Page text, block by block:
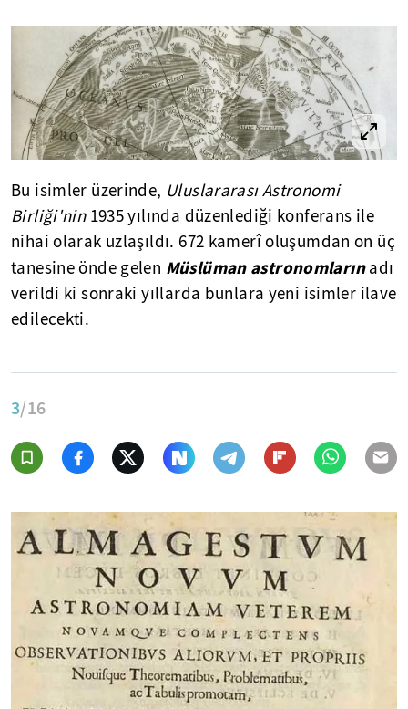
Bu isimler üzerinde, Uluslararası Astronomi
Birliği'nin1935 yılında düzenlediği konferans ile
nihai olarak uzlaşıldı. 672 kamerî oluşumdan on üç
tanesine önde gelen Müslüman astronomlarınadı
verildi ki sonraki yıllarda bunlara yeni isimler ilave
edilecekti.
3/16